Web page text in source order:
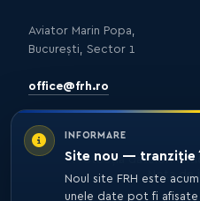
INFORMARE
Site nou — tranziție
Noul site FRH este
unele date pot fi afișate
Aviator Marin Popa,
București, Sector 1
office@frh.ro
Protecția datelor
Nota de